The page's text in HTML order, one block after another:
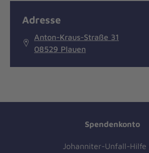
Adresse
Anton-Kraus-Straße 31
08529 Plauen
Spendenkonto
Johanniter-Unfall-Hilfe